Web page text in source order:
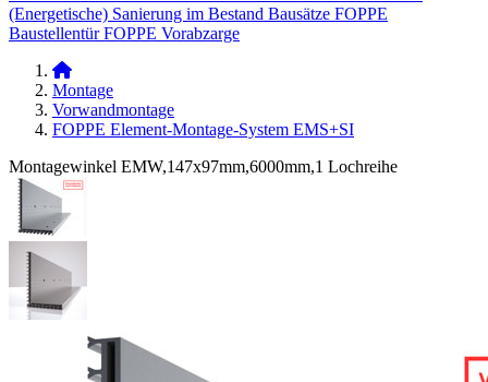
(Energetische) Sanierung im Bestand Bausätze FOPPE
Baustellentür FOPPE Vorabzarge
Montage
Vorwandmontage
FOPPE Element-Montage-System EMS+SI
Montagewinkel EMW,147x97mm,6000mm,1 Lochreihe